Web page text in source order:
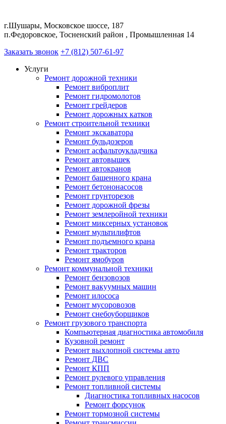
г.Шушары, Московское шоссе, 187
п.Федоровское, Тосненский район , Промышленная 14
Заказать звонок +7 (812) 507-61-97
Услуги
Ремонт дорожной техники
Ремонт виброплит
Ремонт гидромолотов
Ремонт грейдеров
Ремонт дорожных катков
Ремонт строительной техники
Ремонт экскаватора
Ремонт бульдозеров
Ремонт асфальтоукладчика
Ремонт автовышек
Ремонт автокранов
Ремонт башенного крана
Ремонт бетононасосов
Ремонт грунторезов
Ремонт дорожной фрезы
Ремонт землеройной техники
Ремонт миксерных установок
Ремонт мультилифтов
Ремонт подъемного крана
Ремонт тракторов
Ремонт ямобуров
Ремонт коммунальной техники
Ремонт бензовозов
Ремонт вакуумных машин
Ремонт илососа
Ремонт мусоровозов
Ремонт снебоуборщиков
Ремонт грузового транспорта
Компьютерная диагностика автомобиля
Кузовной ремонт
Ремонт выхлопной системы авто
Ремонт ДВС
Ремонт КПП
Ремонт рулевого управления
Ремонт топливной системы
Диагностика топливных насосов
Ремонт форсунок
Ремонт тормозной системы